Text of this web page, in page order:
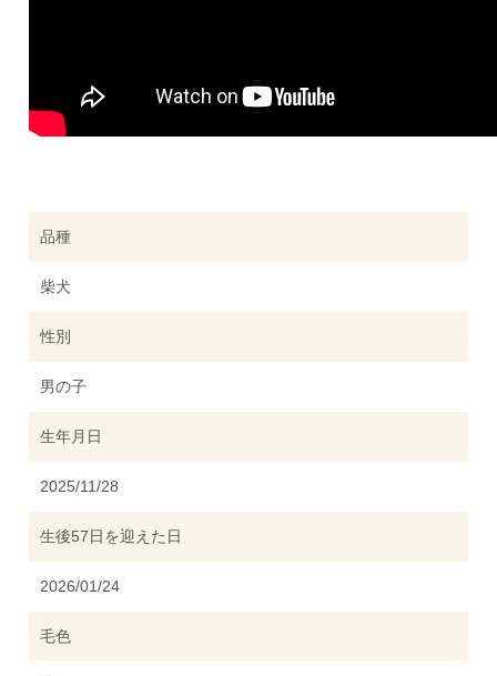
品種
柴犬
性別
男の子
生年月日
2025/11/28
生後57日を迎えた日
2026/01/24
毛色